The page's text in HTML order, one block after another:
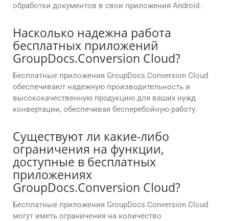
обработки документов в свои приложения Android.
Насколько надежна работа
бесплатных приложений
GroupDocs.Conversion Cloud?
Бесплатные приложения GroupDocs.Conversion Cloud
обеспечивают надежную производительность и
высококачественную продукцию для ваших нужд
конвертации, обеспечивая бесперебойную работу.
Существуют ли какие-либо
ограничения на функции,
доступные в бесплатных
приложениях
GroupDocs.Conversion Cloud?
Бесплатные приложения GroupDocs.Conversion Cloud
могут иметь ограничения на количество